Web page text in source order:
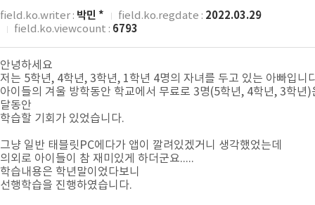
field.ko.writer : 박민 * field.ko.regdate : 2022.03.29
field.ko.viewcount : 6793
안녕하세요
저는 5학년, 4학년, 3학년, 1학년 4명의 자녀를 두고 있는 아빠입니
아이들의 겨울 방학동안 학교에서 무료로 3명(5학년, 4학년, 3학년)
달동안
학습할 기회가 있었습니다.
그냥 일반 태블릿PC에다가 앱이 깔려있겠거니 생각했었는데
의외로 아이들이 참 재미있게 하더군요.....
학습내용은 학년말이었다보니
선행학습을 진행하였습니다.